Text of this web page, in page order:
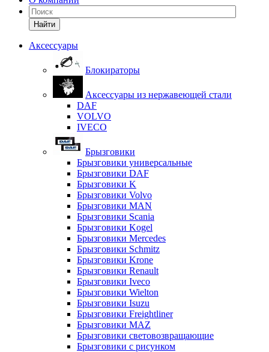
Найти
Аксессуары
Блокираторы
Аксессуары из нержавеющей стали
DAF
VOLVO
IVECO
Брызговики
Брызговики универсальные
Брызговики DAF
Брызговики K
Брызговики Volvo
Брызговики MAN
Брызговики Scania
Брызговики Kogel
Брызговики Mercedes
Брызговики Schmitz
Брызговики Krone
Брызговики Renault
Брызговики Iveco
Брызговики Wielton
Брызговики Isuzu
Брызговики Freightliner
Брызговики MAZ
Брызговики световозвращающие
Брызговики с рисунком